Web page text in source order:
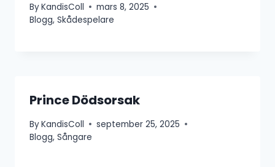
ByKandisColl
mars 8, 2025
Blogg, Skådespelare
Prince Dödsorsak
ByKandisColl
september 25, 2025
Blogg, Sångare